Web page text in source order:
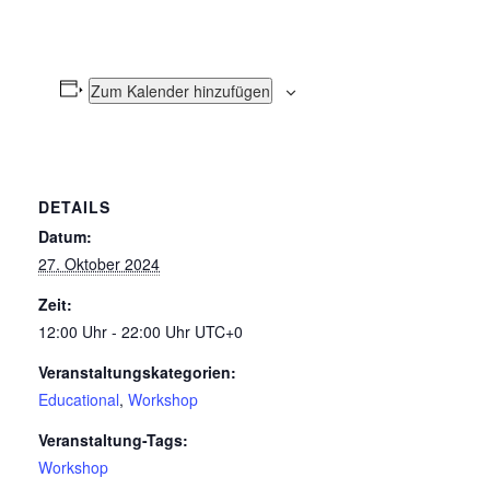
Zum Kalender hinzufügen
DETAILS
Datum:
27. Oktober 2024
Zeit:
12:00 Uhr - 22:00 Uhr UTC+0
Veranstaltungskategorien:
Educational, Workshop
Veranstaltung-Tags:
Workshop